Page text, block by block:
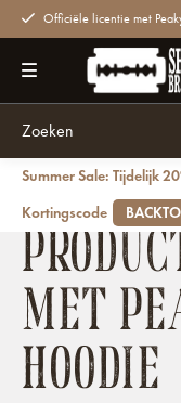
Officiële licentie met
Summer Sale: Tijdelijk
Kortingscode
MET
HOODIE